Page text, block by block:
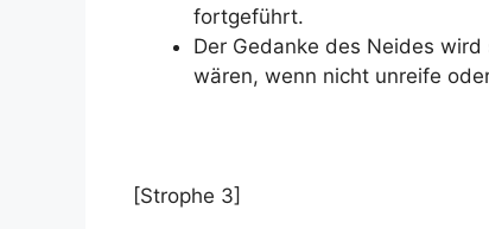
fortgeführt.
Der Gedanke des Neides
wären, wenn nicht unreife
[Strophe 3]